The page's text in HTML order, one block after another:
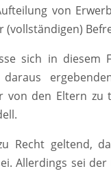
von
(vollständigen)
sich in diesem
von den Eltern
Recht geltend,
Allerdings sei